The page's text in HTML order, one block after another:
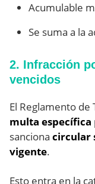
Acumulable
Se suma a la
2. Infracción
vencidos
El Reglamento de
multa específica
sanciona circular
vigente.
Esto entra en la